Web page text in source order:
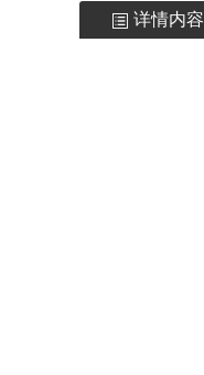
详情内容